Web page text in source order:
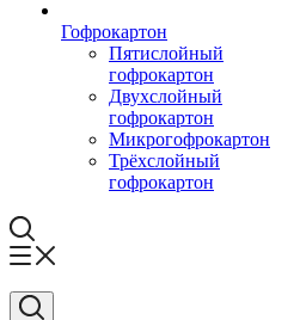
Гофрокартон
Пятислойный
гофрокартон
Двухслойный
гофрокартон
Микрогофрокартон
Трёхслойный
гофрокартон